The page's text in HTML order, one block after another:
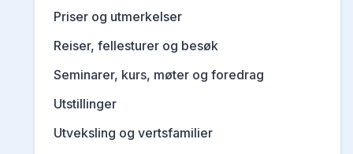
Priser og utmerkelser
Reiser, fellesturer og besøk
Seminarer, kurs, møter og foredrag
Utstillinger
Utveksling og vertsfamilier